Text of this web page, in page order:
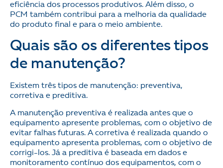
eficiência dos processos produtivos. Além disso, o
PCM também contribui para a melhoria da qualidade
do produto final e para o meio ambiente.
Quais são os diferentes tipos
de manutenção?
Existem três tipos de manutenção: preventiva,
corretiva e preditiva.
A manutenção preventiva é realizada antes que o
equipamento apresente problemas, com o objetivo de
evitar falhas futuras. A corretiva é realizada quando o
equipamento apresenta problemas, com o objetivo de
corrigi-los. Já a preditiva é baseada em dados e
monitoramento contínuo dos equipamentos, com o